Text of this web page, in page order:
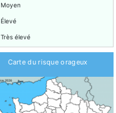
Moyen
Élevé
Très élevé
Carte du risque orageux